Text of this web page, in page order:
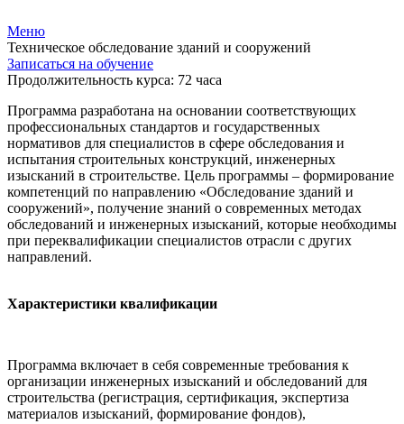
Меню
Техническое обследование зданий и сооружений
Записаться на обучение
Продолжительность курса: 72 часа
Программа разработана на основании соответствующих
профессиональных стандартов и государственных
нормативов для специалистов в сфере обследования и
испытания строительных конструкций, инженерных
изысканий в строительстве. Цель программы – формирование
компетенций по направлению «Обследование зданий и
сооружений», получение знаний о современных методах
обследований и инженерных изысканий, которые необходимы
при переквалификации специалистов отрасли с других
направлений.
Характеристики квалификации
Программа включает в себя современные требования к
организации инженерных изысканий и обследований для
строительства (регистрация, сертификация, экспертиза
материалов изысканий, формирование фондов),